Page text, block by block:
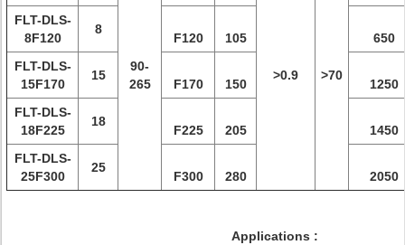
90-
265
>0.9 >70
FLT-DLS-
8F120
8
F120 105
650
FLT-DLS-
15F170
15
F170 150
1250
FLT-DLS-
18F225
18
F225 205
1450
FLT-DLS-
25F300
25
F300 280 2050
Applications :